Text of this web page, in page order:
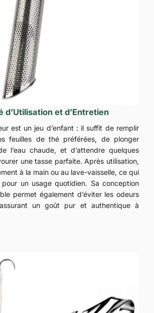
d’Utilisation et d’Entretien
est un jeu d’enfant : il suffit de remplir
feuilles de thé préférées, de plonger
l’eau chaude, et d’attendre quelques
une tasse parfaite. Après utilisation,
à la main ou au lave-vaisselle, ce qui
un usage quotidien. Sa conception
permet également d’éviter les odeurs
un goût pur et authentique à